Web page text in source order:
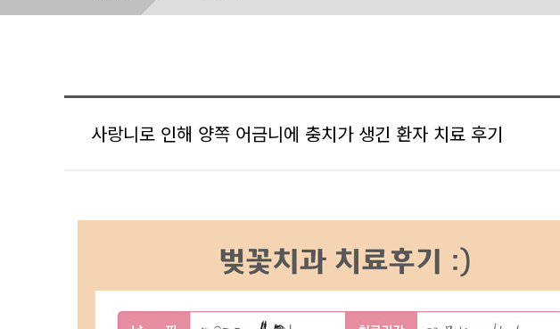
사랑니로 인해 양쪽 어금니에 충치가 생긴 환자 치료 후기